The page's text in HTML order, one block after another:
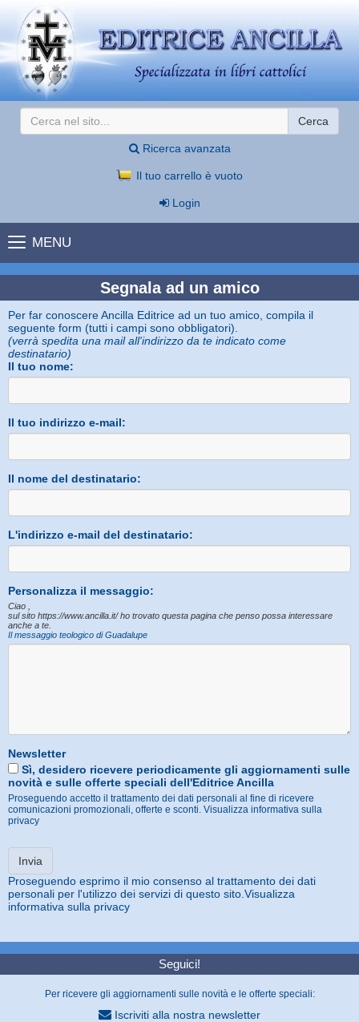
Cerca
Ricerca avanzata
Il tuo carrello è vuoto
Login
MENU
Segnala ad un amico
Per far conoscere Ancilla Editrice ad un tuo amico, compila il
seguente form (tutti i campi sono obbligatori).
(verrà spedita una mail all'indirizzo da te indicato come
destinatario)
Il tuo nome:
Il tuo indirizzo e-mail:
Il nome del destinatario:
L'indirizzo e-mail del destinatario:
Personalizza il messaggio:
Ciao ,
sul sito https://www.ancilla.it/ ho trovato questa pagina che penso possa interessare
anche a te.
Il messaggio teologico di Guadalupe
Newsletter
Sì, desidero ricevere periodicamente gli aggiornamenti sulle
novità e sulle offerte speciali dell'Editrice Ancilla
Proseguendo accetto il trattamento dei dati personali al fine di ricevere
comunicazioni promozionali, offerte e sconti. Visualizza informativa sulla
privacy
Proseguendo esprimo il mio consenso al trattamento dei dati
personali per l'utilizzo dei servizi di questo sito. Visualizza
informativa sulla privacy
Seguici!
Per ricevere gli aggiornamenti sulle novità e le offerte speciali:
Iscriviti alla nostra newsletter